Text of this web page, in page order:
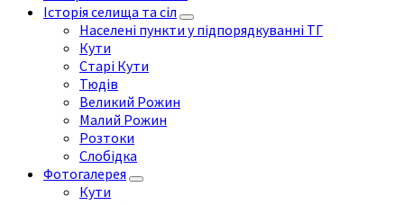
Історія селища та сіл
Населені пункти у підпорядкуванні ТГ
Кути
Старі Кути
Тюдів
Великий Рожин
Малий Рожин
Розтоки
Слобідка
Фотогалерея
Кути